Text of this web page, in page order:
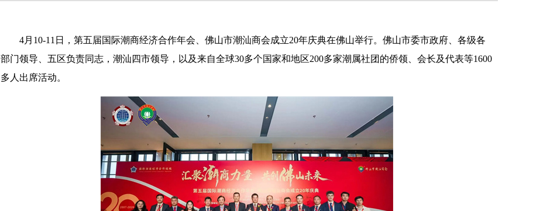
4月10-11日，第五届国际潮商经济合作年会、 佛山市潮汕商会成立20年庆典在佛山举行。佛山市委市政府、各级各
部门领导、五区负责同志，潮汕四市领导，以及来自全球30多个国家和地区200多家潮属社团的侨领 、会长及代表等1600
多人出席活动。